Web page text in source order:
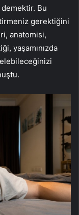
Bu
gerektiğini
anatomisi,
yaşamınızda